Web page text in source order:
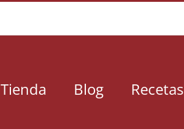
Tienda Blog Recetas